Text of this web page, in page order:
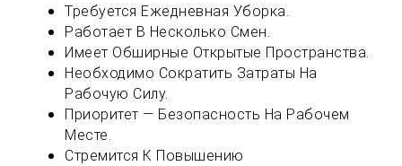
Требуется Ежедневная Уборка.
Работает В Несколько Смен.
Имеет Обширные Открытые Пространства.
Необходимо Сократить Затраты На
Рабочую Силу.
Приоритет — Безопасность На Рабочем
Месте.
Стремится К Повышению